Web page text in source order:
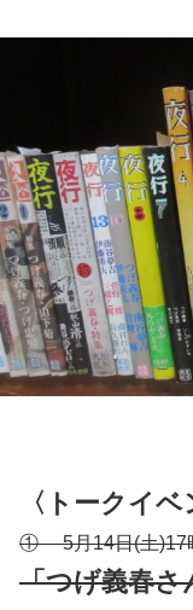
〈トークイベ
① 5月14日(土)17
「つげ義春さ